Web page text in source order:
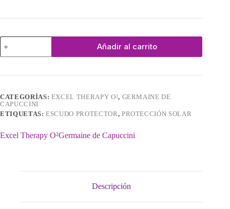
UV
Urban
Shield
50
Añadir al carrito
CATEGORÍAS: EXCEL THERAPY O², GERMAINE DE
CAPUCCINI
ETIQUETAS:ESCUDO PROTECTOR , PROTECCIÓN SOLAR
Excel Therapy O²Germaine de Capuccini
Descripción